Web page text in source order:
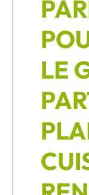
LE